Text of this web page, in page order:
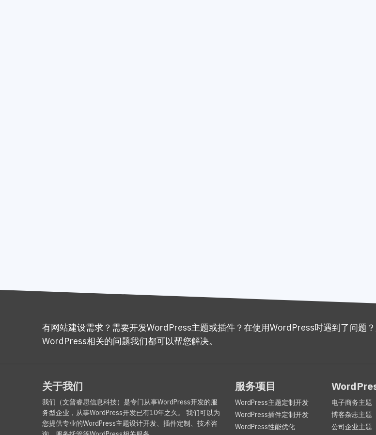
有网站建设需求？需要开发WordPress主题或插件？在使用WordPress时遇到了问题
WordPress相关的问题我们都可以帮您解决。
关于我们
我们（文普睿思信息科技）是专门从事WordPress开发的服
务型企业，从事WordPress开发已有10年之久。 我们可以为
您提供专业的WordPress主题设计开发、插件定制、技术咨
服务项目
WordPress主题定制开发
WordPress插件定制开发
WordPress性能优化
电子商务主题
博客杂志主题
公司企业主题